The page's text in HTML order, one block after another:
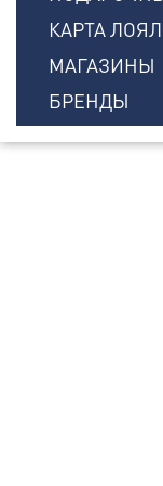
КАРТА
МАГАЗИНЫ
БРЕНДЫ